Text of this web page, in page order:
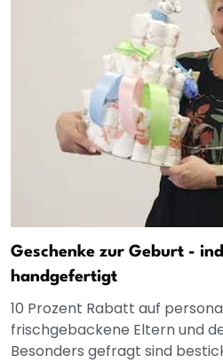
Geschenke zur Geburt -
handgefertigt
10 Prozent Rabatt auf
frischgebackene Eltern und
Besonders gefragt sind